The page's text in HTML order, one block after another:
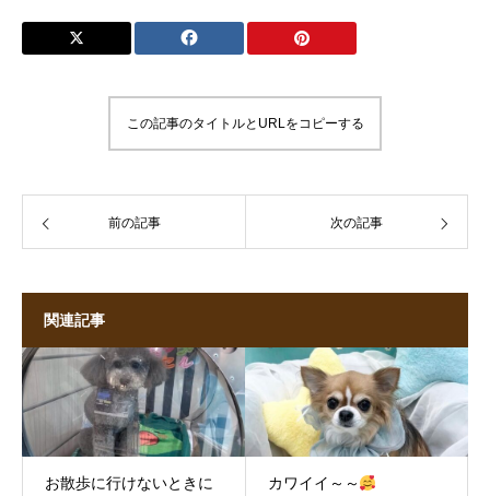
この記事のタイトルとURLをコピーする
前の記事 次の記事
関連記事
お散歩に行けないときに カワイイ～～